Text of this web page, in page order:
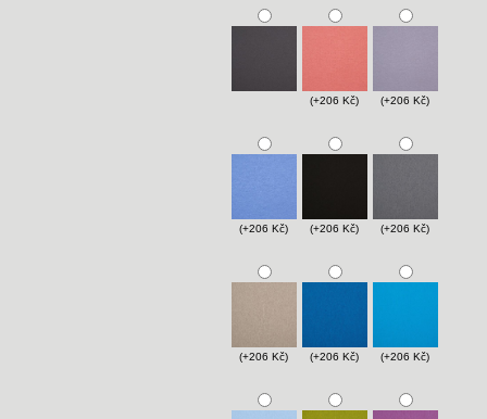
(+206 Kč) (+206 Kč)
(+206 Kč) (+206 Kč) (+206 Kč)
(+206 Kč) (+206 Kč) (+206 Kč)